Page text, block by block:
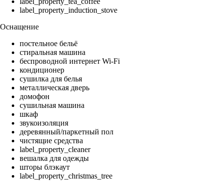
label_property_induction_stove
Оснащение
постельное бельё
стиральная машина
беспроводной интернет Wi-Fi
кондиционер
сушилка для белья
металлическая дверь
домофон
сушильная машина
шкаф
звукоизоляция
деревянный/паркетный пол
чистящие средства
label_property_cleaner
вешалка для одежды
шторы блэкаут
label_property_christmas_tree